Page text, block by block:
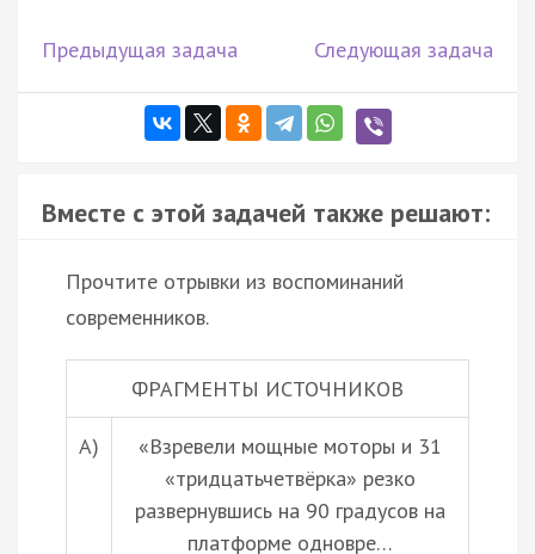
Предыдущая задача Следующая задача
Вместе с этой задачей также решают:
Прочтите отрывки из воспоминаний
современников.
ФРАГМЕНТЫ ИСТОЧНИКОВ
А)
«Взревели мощные моторы и 31
«тридцатьчетвёрка» резко
развернувшись на 90 градусов на
платформе одновре…